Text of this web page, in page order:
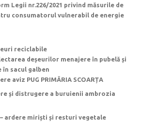
Legii nr.226/2021 privind măsurile de
consumatorul vulnerabil de energie
reciclabile
deșeurilor menajere în pubelă și
în sacul galben
aviz PUG PRIMĂRIA SCOARȚA
și distrugere a buruienii ambrozia
ardere miriști și resturi vegetale